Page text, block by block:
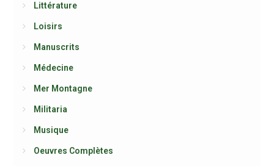
Littérature
Loisirs
Manuscrits
Médecine
Mer Montagne
Militaria
Musique
Oeuvres Complètes